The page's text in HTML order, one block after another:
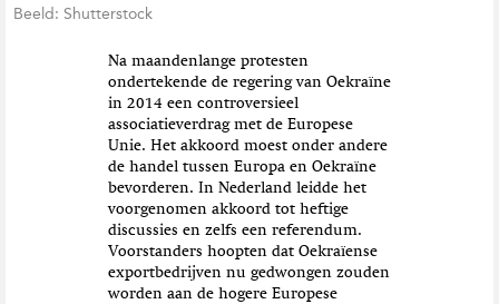
Beeld: Shutterstock
Na maandenlange protesten
ondertekende de regering van Oekraïne
in 2014 een controversieel
associatieverdrag met de Europese
Unie. Het akkoord moest onder andere
de handel tussen Europa en Oekraïne
bevorderen. In Nederland leidde het
voorgenomen akkoord tot heftige
discussies en zelfs een referendum.
Voorstanders hoopten dat Oekraïense
exportbedrijven nu gedwongen zouden
worden aan de hogere Europese